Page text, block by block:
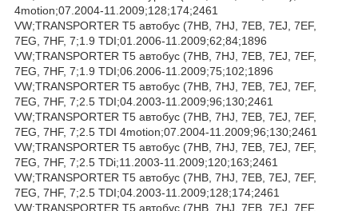
4motion;07.2004-11.2009;128;174;2461
VW;TRANSPORTER T5 автобус (7HB, 7HJ, 7EB, 7EJ, 7EF,
7EG, 7HF, 7;1.9 TDI;01.2006-11.2009;62;84;1896
VW;TRANSPORTER T5 автобус (7HB, 7HJ, 7EB, 7EJ, 7EF,
7EG, 7HF, 7;1.9 TDI;06.2006-11.2009;75;102;1896
VW;TRANSPORTER T5 автобус (7HB, 7HJ, 7EB, 7EJ, 7EF,
7EG, 7HF, 7;2.5 TDI;04.2003-11.2009;96;130;2461
VW;TRANSPORTER T5 автобус (7HB, 7HJ, 7EB, 7EJ, 7EF,
7EG, 7HF, 7;2.5 TDI 4motion;07.2004-11.2009;96;130;2461
VW;TRANSPORTER T5 автобус (7HB, 7HJ, 7EB, 7EJ, 7EF,
7EG, 7HF, 7;2.5 TDi;11.2003-11.2009;120;163;2461
VW;TRANSPORTER T5 автобус (7HB, 7HJ, 7EB, 7EJ, 7EF,
7EG, 7HF, 7;2.5 TDI;04.2003-11.2009;128;174;2461
VW;TRANSPORTER T5 автобус (7HB, 7HJ, 7EB, 7EJ, 7EF,